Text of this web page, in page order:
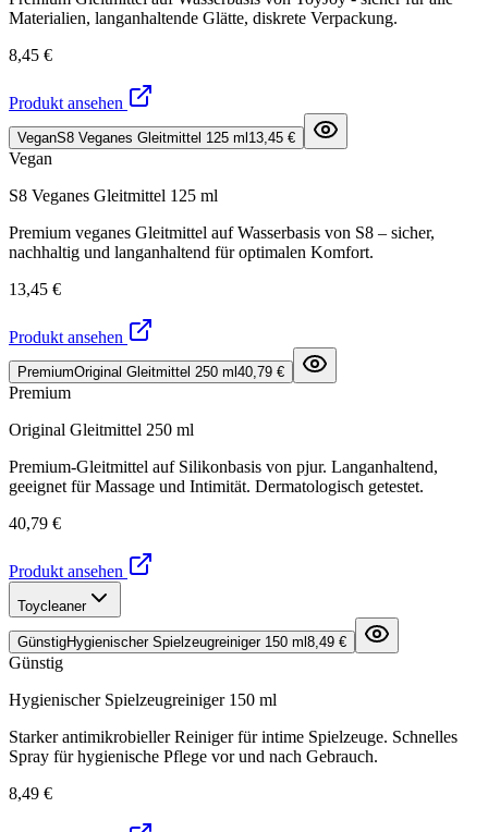
Materialien, langanhaltende Glätte, diskrete Verpackung.
8,45 €
Produkt ansehen
VeganS8 Veganes Gleitmittel 125 ml 13,45 €
Vegan
S8 Veganes Gleitmittel 125 ml
Premium veganes Gleitmittel auf Wasserbasis von S8 – sicher,
nachhaltig und langanhaltend für optimalen Komfort.
13,45 €
Produkt ansehen
PremiumOriginal Gleitmittel 250 ml 40,79 €
Premium
Original Gleitmittel 250 ml
Premium-Gleitmittel auf Silikonbasis von pjur. Langanhaltend,
geeignet für Massage und Intimität. Dermatologisch getestet.
40,79 €
Produkt ansehen
Toycleaner
GünstigHygienischer Spielzeugreiniger 150 ml 8,49 €
Günstig
Hygienischer Spielzeugreiniger 150 ml
Starker antimikrobieller Reiniger für intime Spielzeuge. Schnelles
Spray für hygienische Pflege vor und nach Gebrauch.
8,49 €